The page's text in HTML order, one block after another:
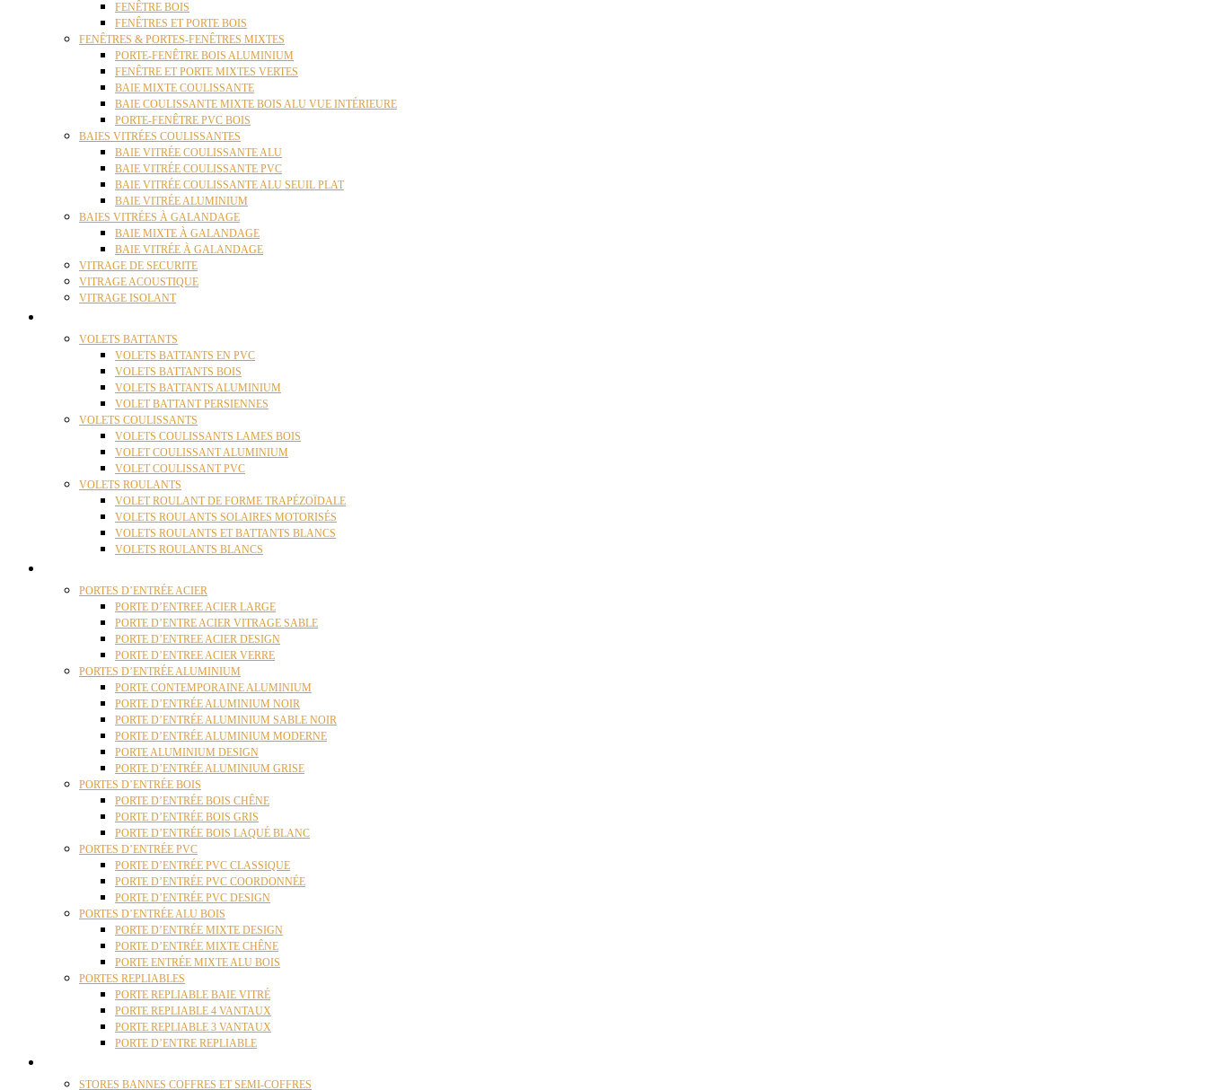
FENÊTRE BOIS
FENÊTRES ET PORTE BOIS
FENÊTRES & PORTES-FENÊTRES MIXTES
PORTE-FENÊTRE BOIS ALUMINIUM
FENÊTRE ET PORTE MIXTES VERTES
BAIE MIXTE COULISSANTE
BAIE COULISSANTE MIXTE BOIS ALU VUE INTÉRIEURE
PORTE-FENÊTRE PVC BOIS
BAIES VITRÉES COULISSANTES
BAIE VITRÉE COULISSANTE ALU
BAIE VITRÉE COULISSANTE PVC
BAIE VITRÉE COULISSANTE ALU SEUIL PLAT
BAIE VITRÉE ALUMINIUM
BAIES VITRÉES À GALANDAGE
BAIE MIXTE À GALANDAGE
BAIE VITRÉE À GALANDAGE
VITRAGE DE SECURITE
VITRAGE ACOUSTIQUE
VITRAGE ISOLANT
VOLETS BATTANTS
VOLETS BATTANTS EN PVC
VOLETS BATTANTS BOIS
VOLETS BATTANTS ALUMINIUM
VOLET BATTANT PERSIENNES
VOLETS COULISSANTS
VOLETS COULISSANTS LAMES BOIS
VOLET COULISSANT ALUMINIUM
VOLET COULISSANT PVC
VOLETS ROULANTS
VOLET ROULANT DE FORME TRAPÉZOÏDALE
VOLETS ROULANTS SOLAIRES MOTORISÉS
VOLETS ROULANTS ET BATTANTS BLANCS
VOLETS ROULANTS BLANCS
PORTES D’ENTRÉE ACIER
PORTE D’ENTREE ACIER LARGE
PORTE D’ENTRE ACIER VITRAGE SABLE
PORTE D’ENTREE ACIER DESIGN
PORTE D’ENTREE ACIER VERRE
PORTES D’ENTRÉE ALUMINIUM
PORTE CONTEMPORAINE ALUMINIUM
PORTE D’ENTRÉE ALUMINIUM NOIR
PORTE D’ENTRÉE ALUMINIUM SABLE NOIR
PORTE D’ENTRÉE ALUMINIUM MODERNE
PORTE ALUMINIUM DESIGN
PORTE D’ENTRÉE ALUMINIUM GRISE
PORTES D’ENTRÉE BOIS
PORTE D’ENTRÉE BOIS CHÊNE
PORTE D’ENTRÉE BOIS GRIS
PORTE D’ENTRÉE BOIS LAQUÉ BLANC
PORTES D’ENTRÉE PVC
PORTE D’ENTRÉE PVC CLASSIQUE
PORTE D’ENTRÉE PVC COORDONNÉE
PORTE D’ENTRÉE PVC DESIGN
PORTES D’ENTRÉE ALU BOIS
PORTE D’ENTRÉE MIXTE DESIGN
PORTE D’ENTRÉE MIXTE CHÊNE
PORTE ENTRÉE MIXTE ALU BOIS
PORTES REPLIABLES
PORTE REPLIABLE BAIE VITRÉ
PORTE REPLIABLE 4 VANTAUX
PORTE REPLIABLE 3 VANTAUX
PORTE D’ENTRE REPLIABLE
STORES BANNES COFFRES ET SEMI-COFFRES